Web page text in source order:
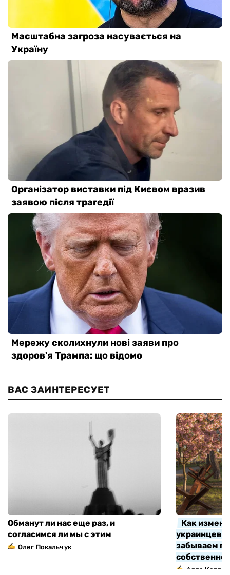
ВАС ЗАИНТЕРЕСУЕТ
Обманут ли нас еще раз, и
согласимся ли мы с этим
Олег Покальчук
Как
украинцев
забываем
Алла Котляр